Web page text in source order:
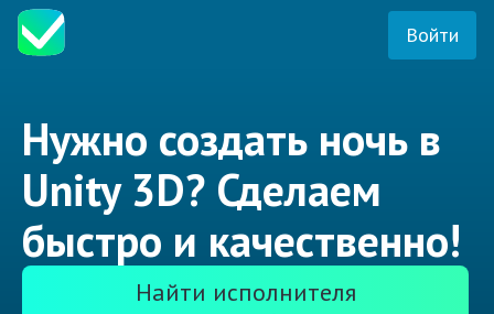
Войти
Нужно создать ночь в
Unity 3D? Сделаем
быстро и качественно!
Найти исполнителя